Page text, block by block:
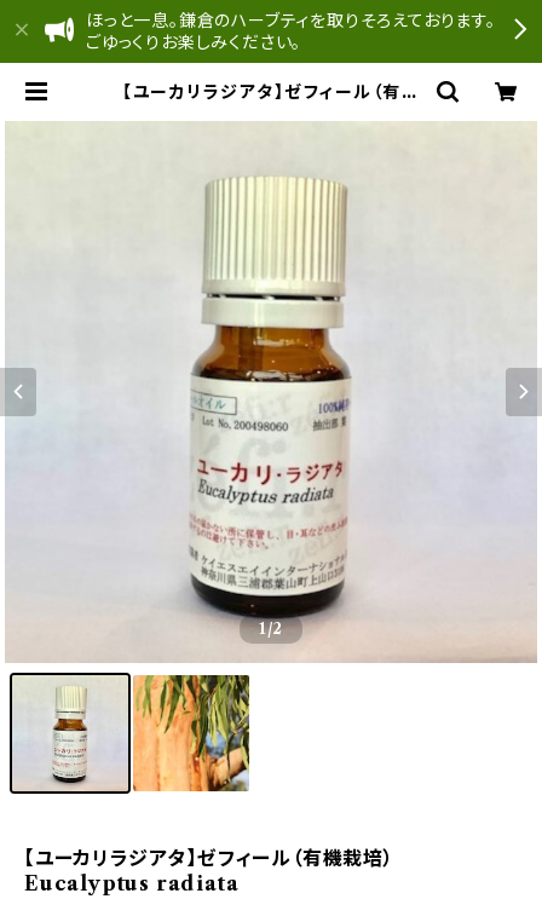
ほっと一息。鎌倉のハーブティを取りそろえております。
ごゆっくりお楽しみください。
【ユーカリラジアタ】ゼフィール（有機
1/2
【ユーカリラジアタ】ゼフィール（有機栽培）
Eucalyptus radiata